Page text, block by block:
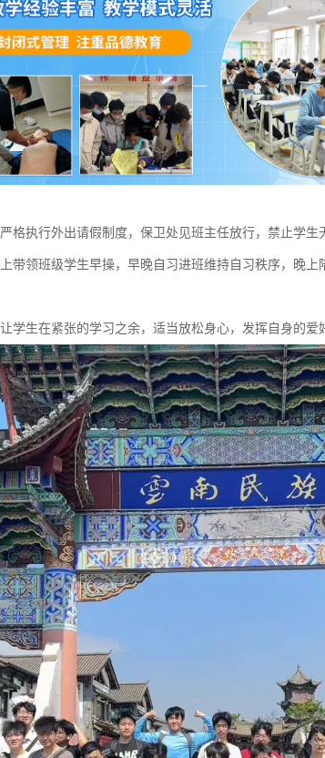
格执行外出请假制度，保卫处见班主任放行，禁止学生
带领班级学生早操，早晚自习进班维持自习秩序，晚
学生在紧张的学习之余，适当放松身心，发挥自身的爱